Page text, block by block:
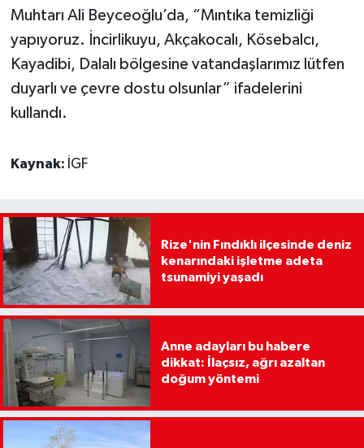
Muhtarı Ali Beyceoğlu’da, “Mıntıka temizliği
yapıyoruz. İncirlikuyu, Akçakocalı, Kösebalcı,
Kayadibi, Dalalı bölgesine vatandaşlarımız lütfen
duyarlı ve çevre dostu olsunlar” ifadelerini
kullandı.
Kaynak: İGF
Rize'nin Fındıklı ilçesinde deniz
kenarındaki işletme adeta
tsunamiyi yaşadı
Anne adayları bu habere
dikkat: İlaçsız, ağrı azaltan
doğum yöntemi